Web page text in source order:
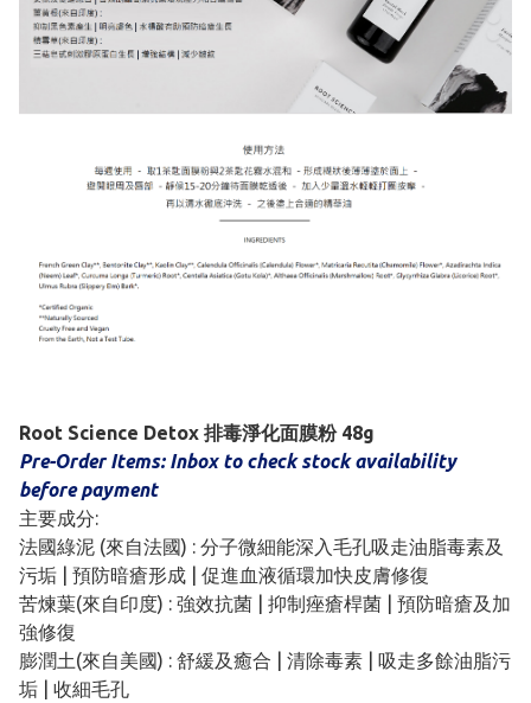
Root Science Detox 排毒淨化面膜粉 48g
Pre-Order Items: Inbox to check stock availability
before payment
主要成分:
法國綠泥 (來自法國) : 分子微細能深入毛孔吸走油脂毒素及
污垢 | 預防暗瘡形成 | 促進血液循環加快皮膚修復
苦煉葉(來自印度) : 強效抗菌 | 抑制痤瘡桿菌 | 預防暗瘡及加
強修復
膨潤土(來自美國) : 舒緩及癒合 | 清除毒素 | 吸走多餘油脂污
垢 | 收細毛孔